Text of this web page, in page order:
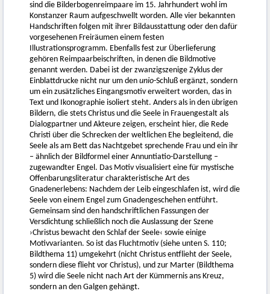
sind die Bilderbogenreimpaare im 15. Jahrhundert wohl im
Konstanzer Raum aufgeschwellt worden. Alle vier bekannten
Handschriften folgen mit ihrer Bildausstattung oder den dafür
vorgesehenen Freiräumen einem festen
Illustrationsprogramm. Ebenfalls fest zur Überlieferung
gehören Reimpaarbeischriften, in denen die Bildmotive
genannt werden. Dabei ist der zwanzigszenige Zyklus der
Einblattdrucke nicht nur um denunio-Schluß ergänzt, sondern
um ein zusätzliches Eingangsmotiv erweitert worden, das in
Text und Ikonographie isoliert steht. Anders als in den übrigen
Bildern, die stets Christus und die Seele in Frauengestalt als
Dialogpartner und Akteure zeigen, erscheint hier, die Rede
Christi über die Schrecken der weltlichen Ehe begleitend, die
Seele als am Bett das Nachtgebet sprechende Frau und ein ihr
– ähnlich der Bildformel einer Annuntiatio-Darstellung –
zugewandter Engel. Das Motiv visualisiert eine für mystische
Offenbarungsliteratur charakteristische Art des
Gnadenerlebens: Nachdem der Leib eingeschlafen ist, wird die
Seele von einem Engel zum Gnadengeschehen entführt.
Gemeinsam sind den handschriftlichen Fassungen der
Versdichtung schließlich noch die Auslassung der Szene
›Christus bewacht den Schlaf der Seele‹ sowie einige
Motivvarianten. So ist das Fluchtmotiv (siehe unten S. 110;
Bildthema 11) umgekehrt (nicht Christus entflieht der Seele,
sondern diese flieht vor Christus), und zur Marter (Bildthema
5) wird die Seele nicht nach Art der Kümmernis ans Kreuz,
sondern an den Galgen gehängt.